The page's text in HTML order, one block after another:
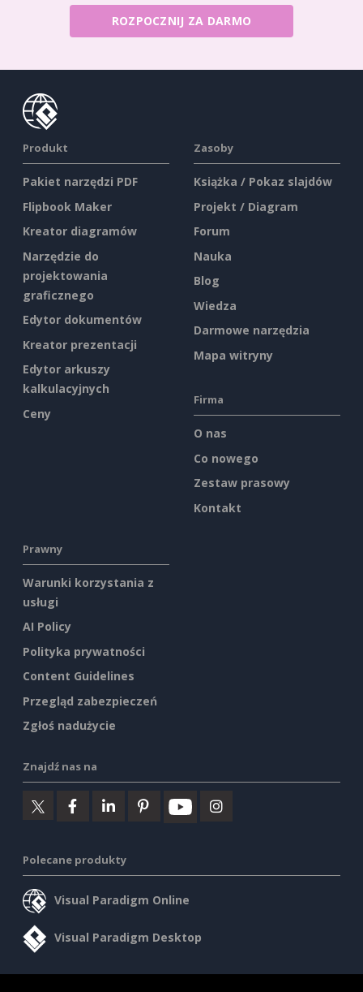
ROZPOCZNIJ ZA DARMO
Produkt
Pakiet narzędzi PDF
Flipbook Maker
Kreator diagramów
Narzędzie do
projektowania
graficznego
Edytor dokumentów
Kreator prezentacji
Edytor arkuszy
kalkulacyjnych
Ceny
Zasoby
Książka / Pokaz slajdów
Projekt / Diagram
Forum
Nauka
Blog
Wiedza
Darmowe narzędzia
Mapa witryny
Firma
O nas
Co nowego
Zestaw prasowy
Kontakt
Prawny
Warunki korzystania z
usługi
AI Policy
Polityka prywatności
Content Guidelines
Przegląd zabezpieczeń
Zgłoś nadużycie
Znajdź nas na
Polecane produkty
Visual Paradigm Online
Visual Paradigm Desktop